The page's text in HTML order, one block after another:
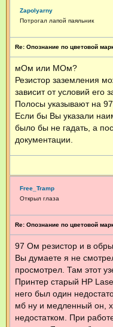
Zapolyarny
Потрогал лапой паяльник
Re: Опознание по цветовой
мОм или МОм?
Резистор заземления
зависит от условий его
Полосы указывают на
Если бы Вы указали
было бы не гадать, а
документации.
Free_Tramp
Открыл глаза
Re: Опознание по цветовой
97 Ом резистор и в
Вы думаете я не
просмотрел. Там этот
Принтер старый HP
него был один
мб ну и медленный он,
недостатком. При